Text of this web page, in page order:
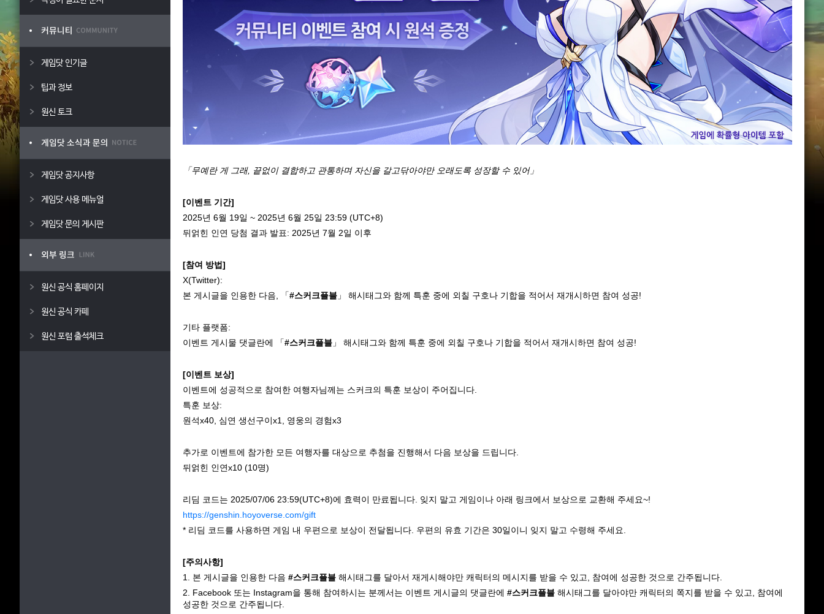
게임닷 인기글
팁과 정보
원신 토크
게임닷 공지사항
게임닷 사용 메뉴얼
게임닷 문의 게시판
원신 공식 홈페이지
원신 공식 카페
원신 포럼 출석체크
「무예란 게 그래, 끝없이 결합하고 관통하며 자신을 갈고닦아야만 오래도록 성장할 수 있어」
[이벤트 기간]
2025년 6월 19일 ~ 2025년 6월 25일 23:59 (UTC+8)
뒤얽힌 인연 당첨 결과 발표: 2025년 7월 2일 이후
[참여 방법]
X(Twitter):
본 게시글을 인용한 다음, 「#스커크플블 」 해시태그와 함께 특훈 중에 외칠 구호나 기합을 적어서 재개시하면 참여 성공!
기타 플랫폼:
이벤트 게시물 댓글란에 「#스커크플블 」 해시태그와 함께 특훈 중에 외칠 구호나 기합을 적어서 재개시하면 참여 성공!
[이벤트 보상]
이벤트에 성공적으로 참여한 여행자님께는 스커크의 특훈 보상이 주어집니다.
특훈 보상:
원석x40, 심연 생선구이x1, 영웅의 경험x3
추가로 이벤트에 참가한 모든 여행자를 대상으로 추첨을 진행해서 다음 보상을 드립니다.
뒤얽힌 인연x10 (10명)
리딤 코드는 2025/07/06 23:59(UTC+8)에 효력이 만료됩니다. 잊지 말고 게임이나 아래 링크에서 보상으로 교환해 주세요~!
https://genshin.hoyoverse.com/gift
* 리딤 코드를 사용하면 게임 내 우편으로 보상이 전달됩니다. 우편의 유효 기간은 30일이니 잊지 말고 수령해 주세요.
[주의사항]
1. 본 게시글을 인용한 다음 #스커크플블 해시태그를 달아서 재게시해야만 캐릭터의 메시지를 받을 수 있고, 참여에 성공한 것으로 간주됩니다.
2. Facebook 또는 Instagram을 통해 참여하시는 분께서는 이벤트 게시글의 댓글란에 #스커크플블 해시태그를 달아야만 캐릭터의 쪽지를 받을 수 있고, 참여에
성공한 것으로 간주됩니다.